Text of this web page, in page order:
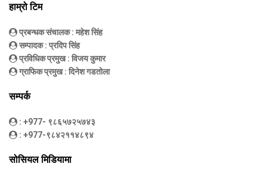
हाम्रो टिम
प्रबन्धक संचालक: महेश सिंह
सम्पादक: प्रदिप सिंह
प्रविधिक प्रमुख: विजय कुमार
ग्राफिक प्रमुख: दिनेश गडतोला
सम्पर्क
: +977- ९८६५७२५७४३
: +977-९८४२११४८९४
सोसियल मिडियामा